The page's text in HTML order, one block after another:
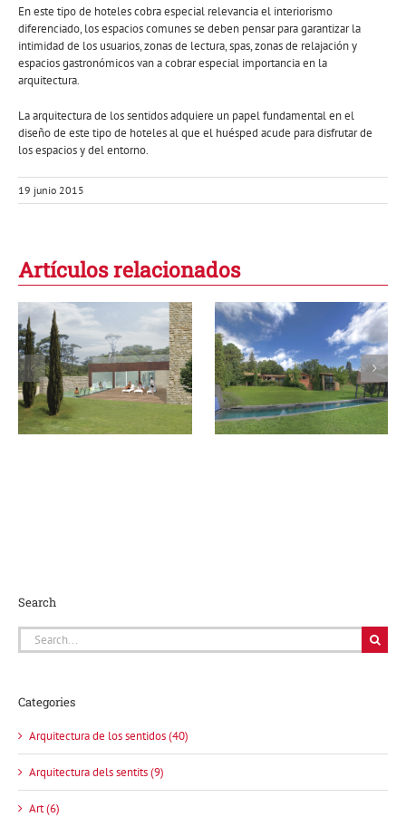
En este tipo de hoteles cobra especial relevancia el interiorismo
diferenciado, los espacios comunes se deben pensar para garantizar la
intimidad de los usuarios, zonas de lectura, spas, zonas de relajación y
espacios gastronómicos van a cobrar especial importancia en la
arquitectura.
La arquitectura de los sentidos adquiere un papel fundamental en el
diseño de este tipo de hoteles al que el huésped acude para disfrutar de
los espacios y del entorno.
19 junio 2015
Artículos relacionados
Rural y con
encanto… ¡es tu
momento!
Área de Wellness
Search
Search
for:
Categories
Arquitectura de los sentidos (40)
Arquitectura dels sentits (9)
Art (6)